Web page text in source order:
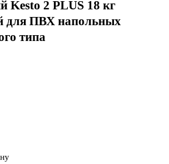
Kesto 2 PLUS 18 кг
для ПВХ напольных
типа